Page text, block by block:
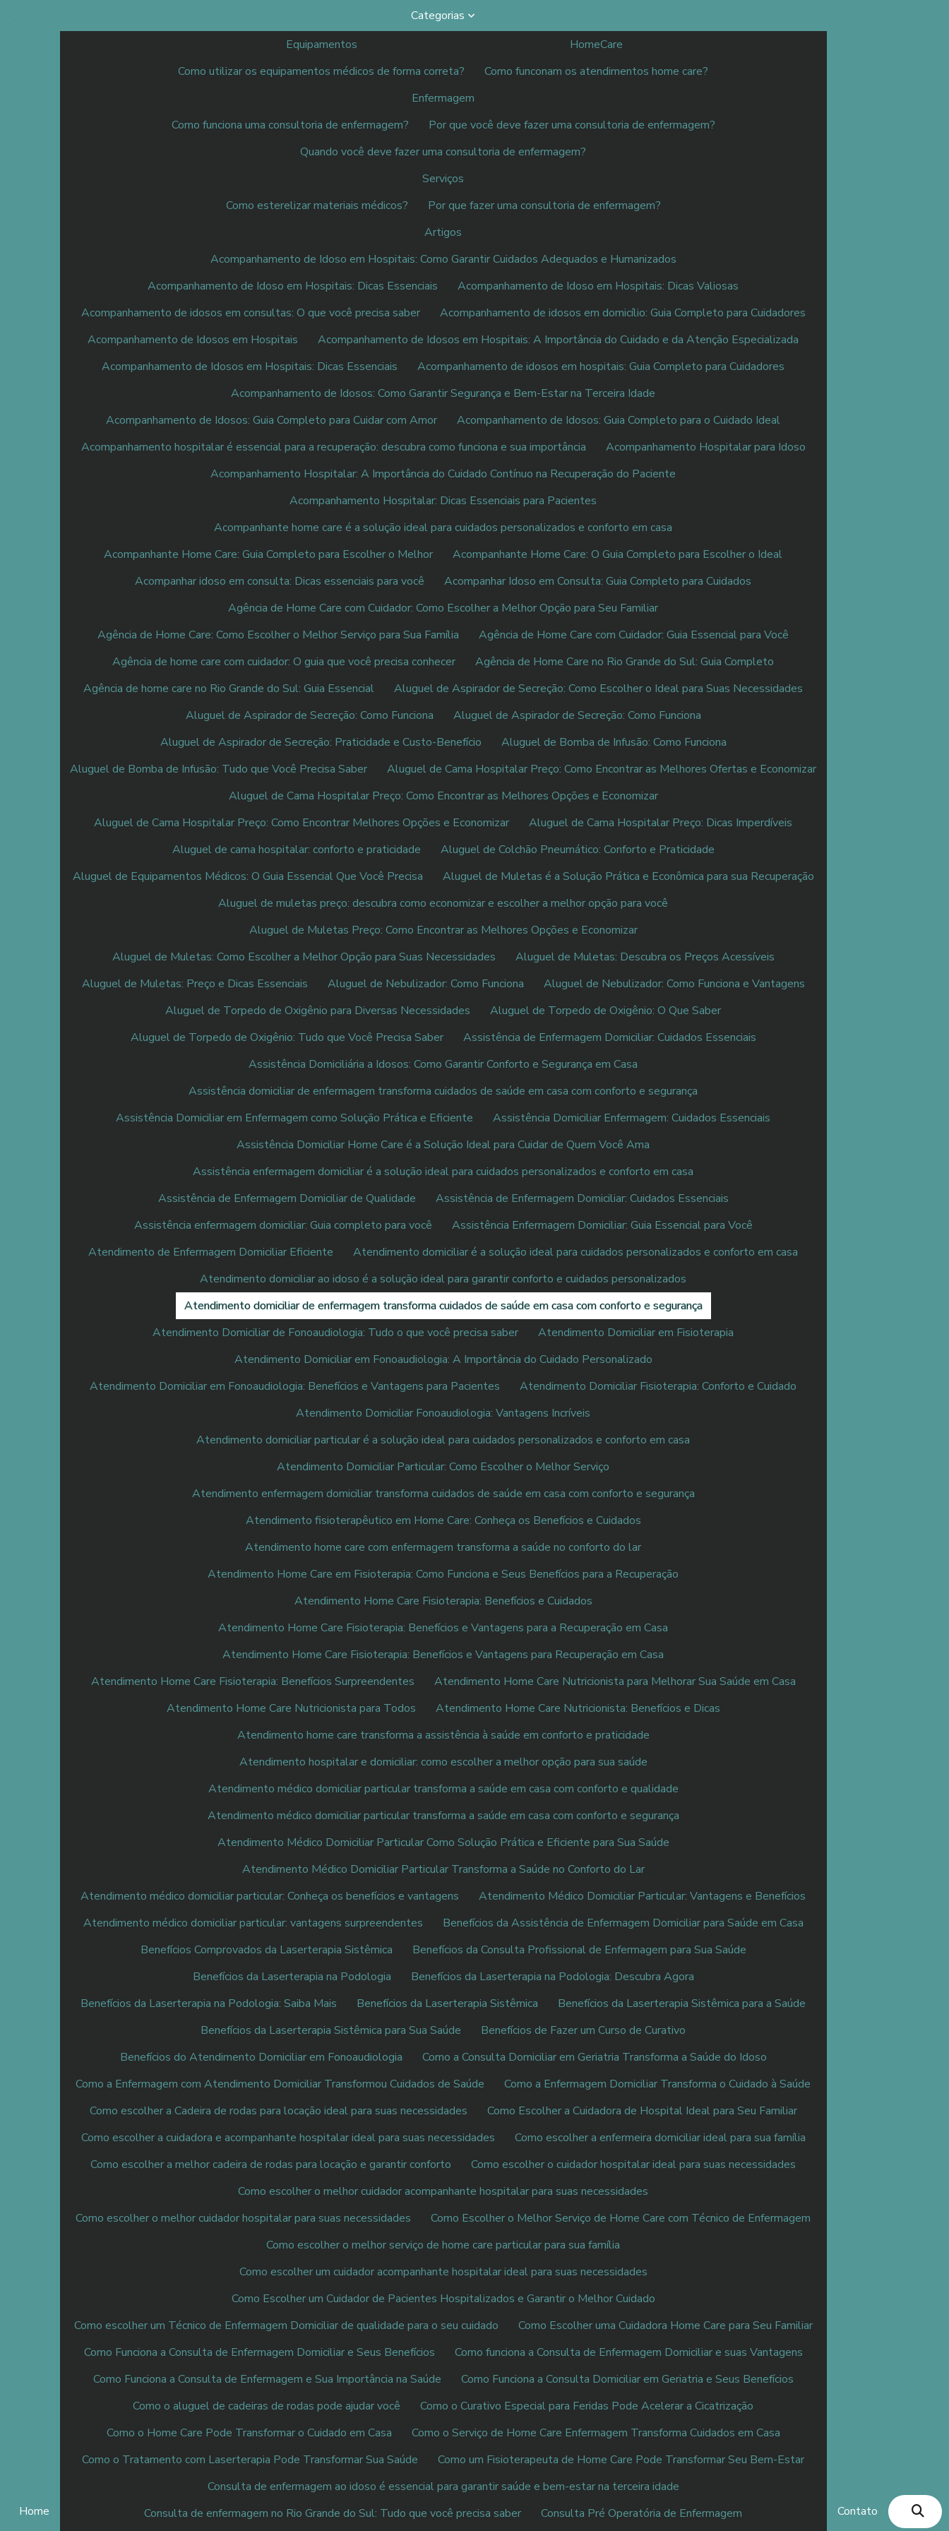
Home
Categorias
Equipamentos
Como utilizar os equipamentos médicos de forma correta?
HomeCare
Como funconam os atendimentos home care?
Enfermagem
Como funciona uma consultoria de enfermagem?
Por que você deve fazer uma consultoria de enfermagem?
Quando você deve fazer uma consultoria de enfermagem?
Serviços
Como esterelizar materiais médicos?
Por que fazer uma consultoria de enfermagem?
Artigos
Acompanhamento de Idoso em Hospitais: Como Garantir Cuidados Adequados e Humanizados
Acompanhamento de Idoso em Hospitais: Dicas Essenciais
Acompanhamento de Idoso em Hospitais: Dicas Valiosas
Acompanhamento de idosos em consultas: O que você precisa saber
Acompanhamento de idosos em domicílio: Guia Completo para Cuidadores
Acompanhamento de Idosos em Hospitais
Acompanhamento de Idosos em Hospitais: A Importância do Cuidado e da Atenção Especializada
Acompanhamento de Idosos em Hospitais: Dicas Essenciais
Acompanhamento de idosos em hospitais: Guia Completo para Cuidadores
Acompanhamento de Idosos: Como Garantir Segurança e Bem-Estar na Terceira Idade
Acompanhamento de Idosos: Guia Completo para Cuidar com Amor
Acompanhamento de Idosos: Guia Completo para o Cuidado Ideal
Acompanhamento hospitalar é essencial para a recuperação: descubra como funciona e sua importância
Acompanhamento Hospitalar para Idoso
Acompanhamento Hospitalar: A Importância do Cuidado Contínuo na Recuperação do Paciente
Acompanhamento Hospitalar: Dicas Essenciais para Pacientes
Acompanhante home care é a solução ideal para cuidados personalizados e conforto em casa
Acompanhante Home Care: Guia Completo para Escolher o Melhor
Acompanhante Home Care: O Guia Completo para Escolher o Ideal
Acompanhar idoso em consulta: Dicas essenciais para você
Acompanhar Idoso em Consulta: Guia Completo para Cuidados
Agência de Home Care com Cuidador: Como Escolher a Melhor Opção para Seu Familiar
Agência de Home Care: Como Escolher o Melhor Serviço para Sua Família
Agência de Home Care com Cuidador: Guia Essencial para Você
Agência de home care com cuidador: O guia que você precisa conhecer
Agência de Home Care no Rio Grande do Sul: Guia Completo
Agência de home care no Rio Grande do Sul: Guia Essencial
Aluguel de Aspirador de Secreção: Como Escolher o Ideal para Suas Necessidades
Aluguel de Aspirador de Secreção: Como Funciona
Aluguel de Aspirador de Secreção: Como Funciona
Aluguel de Aspirador de Secreção: Praticidade e Custo-Benefício
Aluguel de Bomba de Infusão: Como Funciona
Aluguel de Bomba de Infusão: Tudo que Você Precisa Saber
Aluguel de Cama Hospitalar Preço: Como Encontrar as Melhores Ofertas e Economizar
Aluguel de Cama Hospitalar Preço: Como Encontrar as Melhores Opções e Economizar
Aluguel de Cama Hospitalar Preço: Como Encontrar Melhores Opções e Economizar
Aluguel de Cama Hospitalar Preço: Dicas Imperdíveis
Aluguel de cama hospitalar: conforto e praticidade
Aluguel de Colchão Pneumático: Conforto e Praticidade
Aluguel de Equipamentos Médicos: O Guia Essencial Que Você Precisa
Aluguel de Muletas é a Solução Prática e Econômica para sua Recuperação
Aluguel de muletas preço: descubra como economizar e escolher a melhor opção para você
Aluguel de Muletas Preço: Como Encontrar as Melhores Opções e Economizar
Aluguel de Muletas: Como Escolher a Melhor Opção para Suas Necessidades
Aluguel de Muletas: Descubra os Preços Acessíveis
Aluguel de Muletas: Preço e Dicas Essenciais
Aluguel de Nebulizador: Como Funciona
Aluguel de Nebulizador: Como Funciona e Vantagens
Aluguel de Torpedo de Oxigênio para Diversas Necessidades
Aluguel de Torpedo de Oxigênio: O Que Saber
Aluguel de Torpedo de Oxigênio: Tudo que Você Precisa Saber
Assistência de Enfermagem Domiciliar: Cuidados Essenciais
Assistência Domiciliária a Idosos: Como Garantir Conforto e Segurança em Casa
Assistência domiciliar de enfermagem transforma cuidados de saúde em casa com conforto e segurança
Assistência Domiciliar em Enfermagem como Solução Prática e Eficiente
Assistência Domiciliar Enfermagem: Cuidados Essenciais
Assistência Domiciliar Home Care é a Solução Ideal para Cuidar de Quem Você Ama
Assistência enfermagem domiciliar é a solução ideal para cuidados personalizados e conforto em casa
Assistência de Enfermagem Domiciliar de Qualidade
Assistência de Enfermagem Domiciliar: Cuidados Essenciais
Assistência enfermagem domiciliar: Guia completo para você
Assistência Enfermagem Domiciliar: Guia Essencial para Você
Atendimento de Enfermagem Domiciliar Eficiente
Atendimento domiciliar é a solução ideal para cuidados personalizados e conforto em casa
Atendimento domiciliar ao idoso é a solução ideal para garantir conforto e cuidados personalizados
Atendimento domiciliar de enfermagem transforma cuidados de saúde em casa com conforto e segurança
Atendimento Domiciliar de Fonoaudiologia: Tudo o que você precisa saber
Atendimento Domiciliar em Fisioterapia
Atendimento Domiciliar em Fonoaudiologia: A Importância do Cuidado Personalizado
Atendimento Domiciliar em Fonoaudiologia: Benefícios e Vantagens para Pacientes
Atendimento Domiciliar Fisioterapia: Conforto e Cuidado
Atendimento Domiciliar Fonoaudiologia: Vantagens Incríveis
Atendimento domiciliar particular é a solução ideal para cuidados personalizados e conforto em casa
Atendimento Domiciliar Particular: Como Escolher o Melhor Serviço
Atendimento enfermagem domiciliar transforma cuidados de saúde em casa com conforto e segurança
Atendimento fisioterapêutico em Home Care: Conheça os Benefícios e Cuidados
Atendimento home care com enfermagem transforma a saúde no conforto do lar
Atendimento Home Care em Fisioterapia: Como Funciona e Seus Benefícios para a Recuperação
Atendimento Home Care Fisioterapia: Benefícios e Cuidados
Atendimento Home Care Fisioterapia: Benefícios e Vantagens para a Recuperação em Casa
Atendimento Home Care Fisioterapia: Benefícios e Vantagens para Recuperação em Casa
Atendimento Home Care Fisioterapia: Benefícios Surpreendentes
Atendimento Home Care Nutricionista para Melhorar Sua Saúde em Casa
Atendimento Home Care Nutricionista para Todos
Atendimento Home Care Nutricionista: Benefícios e Dicas
Atendimento home care transforma a assistência à saúde em conforto e praticidade
Atendimento hospitalar e domiciliar: como escolher a melhor opção para sua saúde
Atendimento médico domiciliar particular transforma a saúde em casa com conforto e qualidade
Atendimento médico domiciliar particular transforma a saúde em casa com conforto e segurança
Atendimento Médico Domiciliar Particular Como Solução Prática e Eficiente para Sua Saúde
Atendimento Médico Domiciliar Particular Transforma a Saúde no Conforto do Lar
Atendimento médico domiciliar particular: Conheça os benefícios e vantagens
Atendimento Médico Domiciliar Particular: Vantagens e Benefícios
Atendimento médico domiciliar particular: vantagens surpreendentes
Benefícios da Assistência de Enfermagem Domiciliar para Saúde em Casa
Benefícios Comprovados da Laserterapia Sistêmica
Benefícios da Consulta Profissional de Enfermagem para Sua Saúde
Benefícios da Laserterapia na Podologia
Benefícios da Laserterapia na Podologia: Descubra Agora
Benefícios da Laserterapia na Podologia: Saiba Mais
Benefícios da Laserterapia Sistêmica
Benefícios da Laserterapia Sistêmica para a Saúde
Benefícios da Laserterapia Sistêmica para Sua Saúde
Benefícios de Fazer um Curso de Curativo
Benefícios do Atendimento Domiciliar em Fonoaudiologia
Como a Consulta Domiciliar em Geriatria Transforma a Saúde do Idoso
Como a Enfermagem com Atendimento Domiciliar Transformou Cuidados de Saúde
Como a Enfermagem Domiciliar Transforma o Cuidado à Saúde
Como escolher a Cadeira de rodas para locação ideal para suas necessidades
Como Escolher a Cuidadora de Hospital Ideal para Seu Familiar
Como escolher a cuidadora e acompanhante hospitalar ideal para suas necessidades
Como escolher a enfermeira domiciliar ideal para sua família
Como escolher a melhor cadeira de rodas para locação e garantir conforto
Como escolher o cuidador hospitalar ideal para suas necessidades
Como escolher o melhor cuidador acompanhante hospitalar para suas necessidades
Como escolher o melhor cuidador hospitalar para suas necessidades
Como Escolher o Melhor Serviço de Home Care com Técnico de Enfermagem
Como escolher o melhor serviço de home care particular para sua família
Como escolher um cuidador acompanhante hospitalar ideal para suas necessidades
Como Escolher um Cuidador de Pacientes Hospitalizados e Garantir o Melhor Cuidado
Como escolher um Técnico de Enfermagem Domiciliar de qualidade para o seu cuidado
Como Escolher uma Cuidadora Home Care para Seu Familiar
Como Funciona a Consulta de Enfermagem Domiciliar e Seus Benefícios
Como funciona a Consulta de Enfermagem Domiciliar e suas Vantagens
Como Funciona a Consulta de Enfermagem e Sua Importância na Saúde
Como Funciona a Consulta Domiciliar em Geriatria e Seus Benefícios
Como o aluguel de cadeiras de rodas pode ajudar você
Como o Curativo Especial para Feridas Pode Acelerar a Cicatrização
Como o Home Care Pode Transformar o Cuidado em Casa
Como o Serviço de Home Care Enfermagem Transforma Cuidados em Casa
Como o Tratamento com Laserterapia Pode Transformar Sua Saúde
Como um Fisioterapeuta de Home Care Pode Transformar Seu Bem-Estar
Consulta de enfermagem ao idoso é essencial para garantir saúde e bem-estar na terceira idade
Consulta de enfermagem no Rio Grande do Sul: Tudo que você precisa saber
Consulta Pré Operatória de Enfermagem Contato